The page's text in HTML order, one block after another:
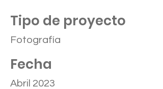
Tipo de proyecto
Fotografía
Fecha
Abril 2023